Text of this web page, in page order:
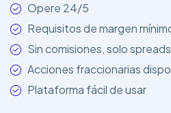
Opere 24/5
Requisitos de margen
Sin comisiones, solo spreads
Acciones fraccionarias
Plataforma fácil de usar